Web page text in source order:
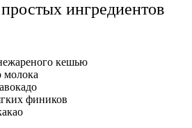
ингредиентов
кешью
молока
фиников